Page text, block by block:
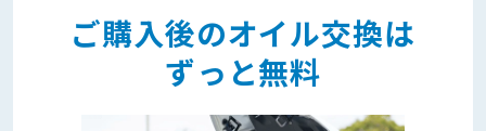
ご購入後のオイル交換は
ずっと無料